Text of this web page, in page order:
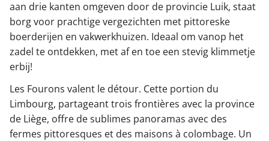
aan drie kanten omgeven door de provincie Luik, staat
borg voor prachtige vergezichten met pittoreske
boerderijen en vakwerkhuizen. Ideaal om vanop het
zadel te ontdekken, met af en toe een stevig klimmetje
erbij!
Les Fourons valent le détour. Cette portion du
Limbourg, partageant trois frontières avec la province
de Liège, offre de sublimes panoramas avec des
fermes pittoresques et des maisons à colombage. Un